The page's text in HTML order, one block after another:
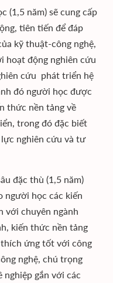
(1,5 năm) sẽ cung cấp
tiên tiến để đáp
kỹ thuật-công nghệ,
hoạt động nghiên cứu
cứu phát triển hệ
đó người học được
thức nền tảng về
trong đó đặc biết
nghiên cứu và tư
đặc thù (1,5 năm)
người học các kiến
với chuyên ngành
kiến thức nền tảng
ứng tốt với công
nghệ, chú trọng
gắn với các